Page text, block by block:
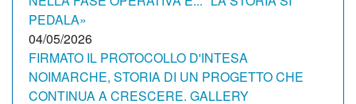
PEDALA»
04/05/2026
FIRMATO IL PROTOCOLLO D'INTESA
NOIMARCHE, STORIA DI UN PROGETTO CHE
CONTINUA A CRESCERE. GALLERY